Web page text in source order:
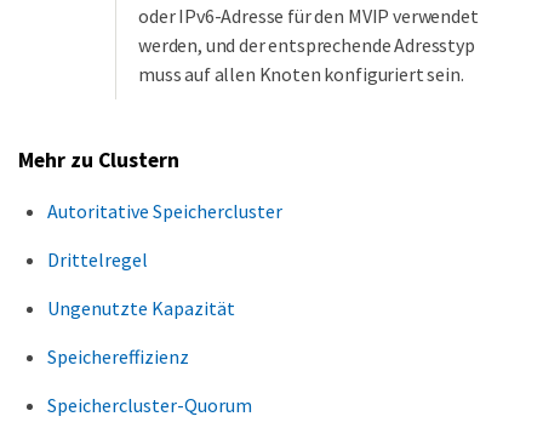
oder IPv6-Adresse für den MVIP verwendet
werden, und der entsprechende Adresstyp
muss auf allen Knoten konfiguriert sein.
Mehr zu Clustern
Autoritative Speichercluster
Drittelregel
Ungenutzte Kapazität
Speichereffizienz
Speichercluster-Quorum